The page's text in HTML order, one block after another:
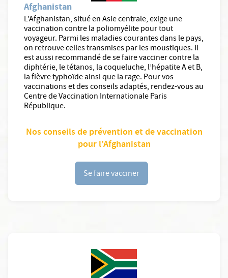
Afghanistan
L'Afghanistan, situé en Asie centrale, exige une
vaccination contre la poliomyélite pour tout
voyageur. Parmi les maladies courantes dans le pays,
on retrouve celles transmises par les moustiques. Il
est aussi recommandé de se faire vacciner contre la
diphtérie, le tétanos, la coqueluche, l’hépatite A et B,
la fièvre typhoïde ainsi que la rage. Pour vos
vaccinations et des conseils adaptés, rendez-vous au
Centre de Vaccination Internationale Paris
République.
Nos conseils de prévention et de vaccination
pour l’Afghanistan
Se faire vacciner